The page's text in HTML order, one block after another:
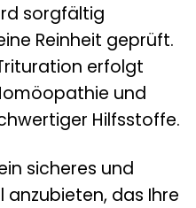
sorgfältig
Reinheit geprüft.
erfolgt
und
Hilfsstoffe.
sicheres und
anzubieten, das Ihre